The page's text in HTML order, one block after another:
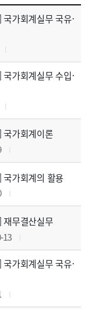
가회계실무 국유·
가회계실무 수입·
국가회계이론
가회계의 활용
재무결산실무
13
가회계실무 국유·